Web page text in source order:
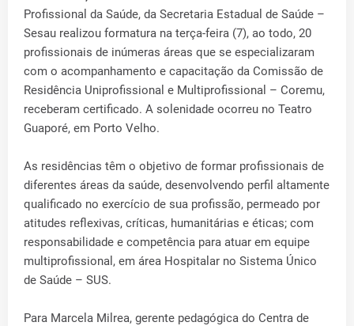
Profissional da Saúde, da Secretaria Estadual de Saúde –
Sesau realizou formatura na terça-feira (7), ao todo, 20
profissionais de inúmeras áreas que se especializaram
com o acompanhamento e capacitação da Comissão de
Residência Uniprofissional e Multiprofissional – Coremu,
receberam certificado. A solenidade ocorreu no Teatro
Guaporé, em Porto Velho.
As residências têm o objetivo de formar profissionais de
diferentes áreas da saúde, desenvolvendo perfil altamente
qualificado no exercício de sua profissão, permeado por
atitudes reflexivas, críticas, humanitárias e éticas; com
responsabilidade e competência para atuar em equipe
multiprofissional, em área Hospitalar no Sistema Único
de Saúde – SUS.
Para Marcela Milrea, gerente pedagógica do Centra de